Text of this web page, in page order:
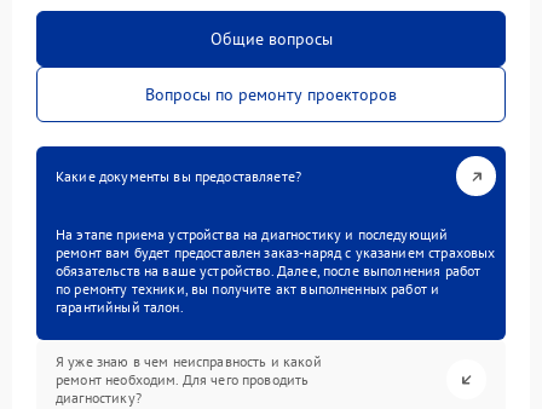
Общие вопросы
Вопросы по ремонту проекторов
Какие документы вы предоставляете?
На этапе приема устройства на диагностику и последующий
ремонт вам будет предоставлен заказ-наряд с указанием страховых
обязательств на ваше устройство. Далее, после выполнения работ
по ремонту техники, вы получите акт выполненных работ и
гарантийный талон.
Я уже знаю в чем неисправность и какой
ремонт необходим. Для чего проводить
диагностику?